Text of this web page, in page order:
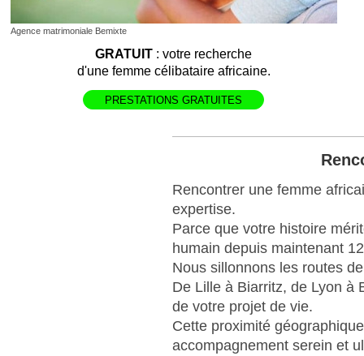
Agence matrimoniale Bemixte
GRATUIT : votre recherche
d'une femme célibataire africaine.
PRESTATIONS GRATUITES
Rencontrer une femme
expertise.
Parce que votre histoire
humain depuis maintenant
Nous sillonnons les routes
De Lille à Biarritz, de Lyon à
de votre projet de vie.
Cette proximité
accompagnement serein et